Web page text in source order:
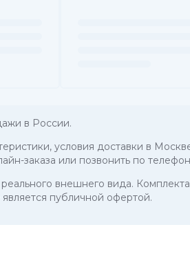
в России.
условия доставки в
заказа или позвонить по
внешнего вида.
публичной офертой.